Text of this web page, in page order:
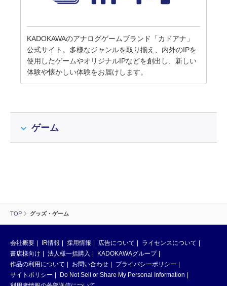
TOP グッズ・ゲーム
KADOKAWAのアナログゲームブランド「カドアナ」
公式サイト。多様なジャンルを取り揃え、内外のIPを
使用したゲームやオリジナルIPなどを創出し、新しい
体験や懐かしい体験をお届けします。
ゲーム
会社概要 IR情報 採用情報 広告について
ライセンスについて
書店様向け
法人様一括購入
KADOKAWAグループ
作品の利用について
お問い合わせ
プライバシーポリシー
サイトポリシー
Do Not Sell or Share My Personal Information